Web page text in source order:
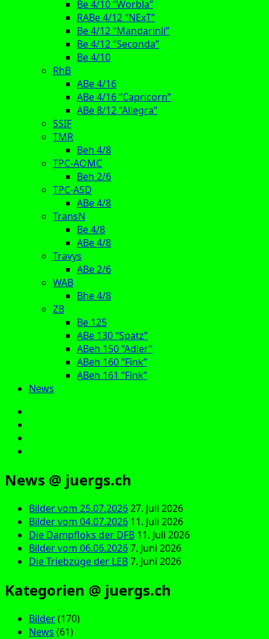
Be 4/10 “Worbla”
RABe 4/12 “NExT”
Be 4/12 “Mandarinli”
Be 4/12 “Seconda”
Be 4/10
RhB
ABe 4/16
ABe 4/16 “Capricorn”
ABe 8/12 “Allegra”
SSIF
TMR
Beh 4/8
TPC-AOMC
Beh 2/6
TPC-ASD
ABe 4/8
TransN
Be 4/8
ABe 4/8
Travys
ABe 2/6
WAB
Bhe 4/8
ZB
Be 125
ABe 130 “Spatz”
ABeh 150 “Adler”
ABeh 160 “Fink”
ABeh 161 “Fink”
News
News @ juergs.ch
Bilder vom 25.07.202627. Juli 2026
Bilder vom 04.07.2026 11. Juli 2026
Die Dampfloks der DFB 11. Juli 2026
Bilder vom 06.06.20267. Juni 2026
Die Triebzüge der LEB7. Juni 2026
Kategorien @ juergs.ch
Bilder(170)
News (61)